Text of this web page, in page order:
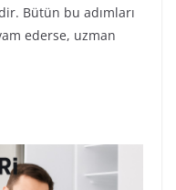
Bütün bu adımları
ederse, uzman